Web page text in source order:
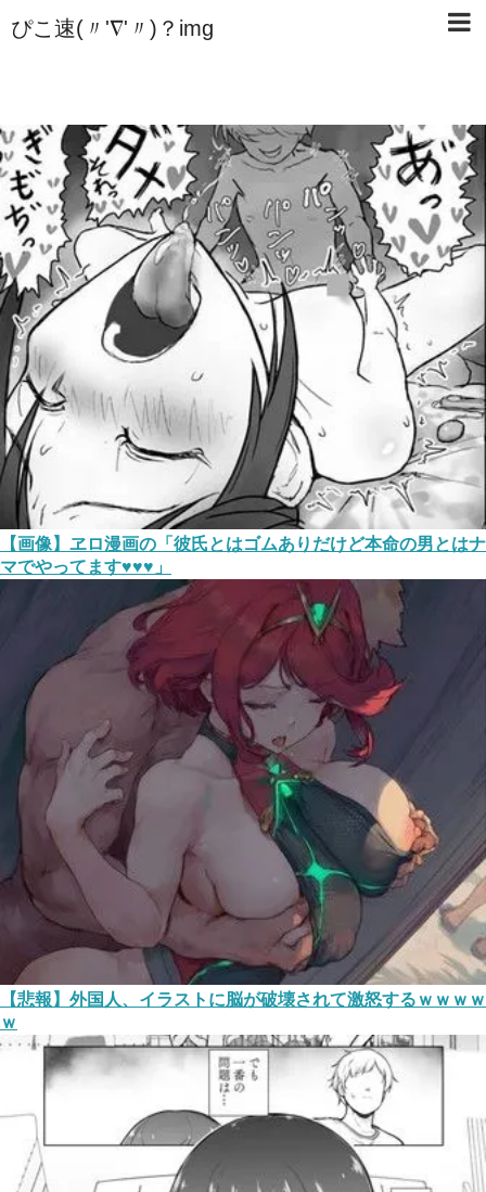
ぴこ速(〃'∇'〃)？img
【画像】ヱロ漫画の「彼氏とはゴムありだけど本命の男とはナ
マでやってます♥♥♥」
【悲報】外国人、イラストに脳が破壊されて激怒するｗｗｗｗ
ｗ